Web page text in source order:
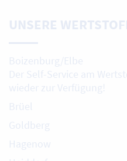
UNSERE
Boizenburg/Elbe
Der Self-Service am
wieder zur Verfügung!
Brüel
Goldberg
Hagenow